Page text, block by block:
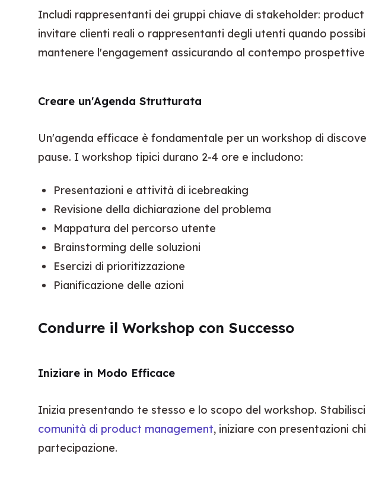
Includi rappresentanti dei gruppi chiave di stakeholder:
invitare clienti reali o rappresentanti degli utenti quando
mantenere l'engagement assicurando al contempo prospettive
Creare un'Agenda Strutturata
Un'agenda efficace è fondamentale per un workshop di
pause. I workshop tipici durano 2-4 ore e includono:
Presentazioni e attività di icebreaking
Revisione della dichiarazione del problema
Mappatura del percorso utente
Brainstorming delle soluzioni
Esercizi di prioritizzazione
Pianificazione delle azioni
Condurre il Workshop con Successo
Iniziare in Modo Efficace
comunità di product management, iniziare con presentazioni
partecipazione.